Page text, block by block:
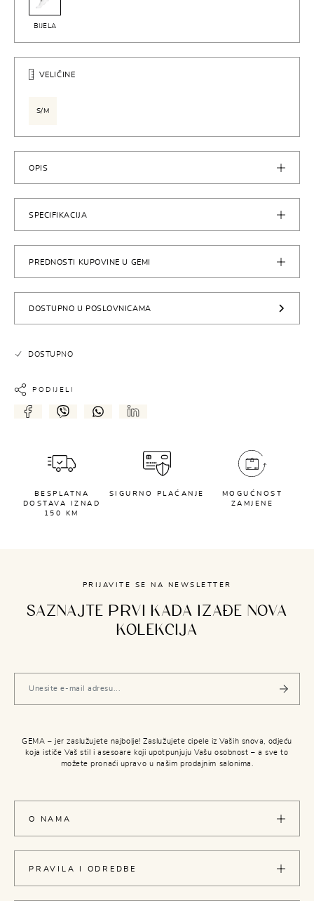
BIJELA
VELIČINE
S/M
OPIS
SPECIFIKACIJA
PREDNOSTI KUPOVINE U GEMI
DOSTUPNO U POSLOVNICAMA
DOSTUPNO
PODIJELI
BESPLATNA
DOSTAVA IZNAD
150 KM
SIGURNO PLAĆANJE
MOGUĆNOST
ZAMJENE
PRIJAVITE SE NA NEWSLETTER
SAZNAJTE PRVI KADA IZAĐE NOVA
KOLEKCIJA
GEMA – jer zaslužujete najbolje! Zaslužujete cipele iz Vaših snova, odjeću
koja ističe Vaš stil i asesoare koji upotpunjuju Vašu osobnost – a sve to
možete pronaći upravo u našim prodajnim salonima.
O NAMA
PRAVILA I ODREDBE